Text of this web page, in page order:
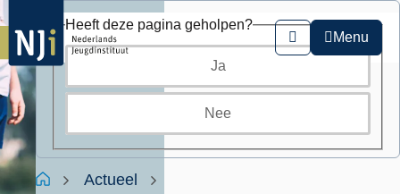
Overslaan
en
naar
de
inhoud
gaan
Zoeken
Menu
Kruimelpad
HomeActueel
Heeft deze pagina geholpen?
Ja
Nee